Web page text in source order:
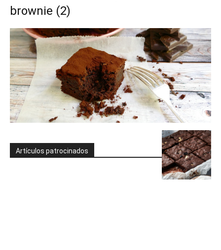
brownie (2)
Artículos patrocinados